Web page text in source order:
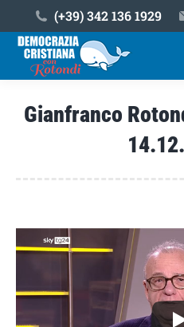
(+39) ‎342 136 1929
Gianfranco